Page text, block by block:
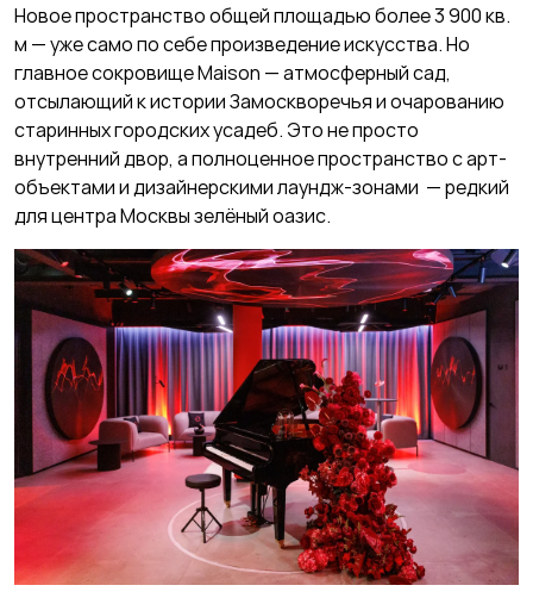
Новое пространство общей площадью более 3 900 кв.
м — уже само по себе произведение искусства. Но
главное сокровище Maison — атмосферный сад,
отсылающий к истории Замоскворечья и очарованию
старинных городских усадеб. Это не просто
внутренний двор, а полноценное пространство с арт-
объектами и дизайнерскими лаундж-зонами — редкий
для центра Москвы зелёный оазис.